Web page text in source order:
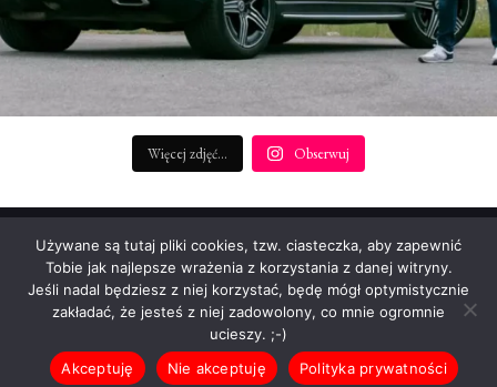
Więcej zdjęć... Obserwuj
REDAKTOR NACZELNY:
Patryk Rudnicki (p.rudnicki@startengine.pl)
Informacje prasowe: info@startengine.pl
Reklama i współpraca: p.rudnicki@startengine.pl
Używane są tutaj pliki cookies, tzw. ciasteczka, aby zapewnić
Tobie jak najlepsze wrażenia z korzystania z danej witryny.
Jeśli nadal będziesz z niej korzystać, będę mógł optymistycznie
zakładać, że jesteś z niej zadowolony, co mnie ogromnie
ucieszy. ;-)
Akceptuję
Nie akceptuję Polityka prywatności